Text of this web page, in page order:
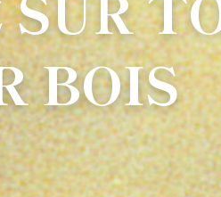
BOIS